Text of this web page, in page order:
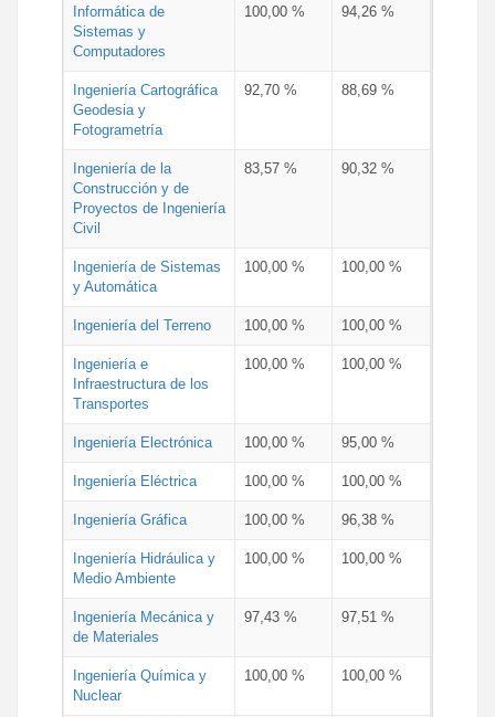
Informática de
Sistemas y
Computadores
100,00 % 94,26 %
Ingeniería Cartográfica
Geodesia y
Fotogrametría
92,70 % 88,69 %
Ingeniería de la
Construcción y de
Proyectos de Ingeniería
Civil
83,57 % 90,32 %
Ingeniería de Sistemas
y Automática
100,00 % 100,00 %
Ingeniería del Terreno 100,00 % 100,00 %
Ingeniería e
Infraestructura de los
Transportes
100,00 % 100,00 %
Ingeniería Electrónica 100,00 % 95,00 %
Ingeniería Eléctrica 100,00 % 100,00 %
Ingeniería Gráfica 100,00 % 96,38 %
Ingeniería Hidráulica y
Medio Ambiente
100,00 % 100,00 %
Ingeniería Mecánica y
de Materiales
97,43 % 97,51 %
Ingeniería Química y
Nuclear
100,00 % 100,00 %